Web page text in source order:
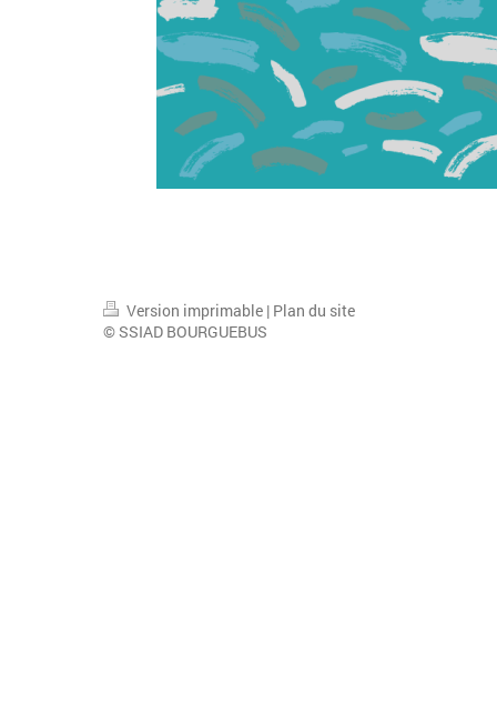
Version imprimable | Plan du site
© SSIAD BOURGUEBUS